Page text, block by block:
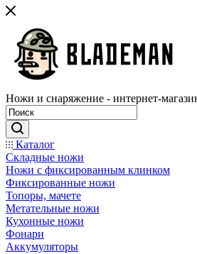
Ножи и снаряжение - интернет-
Каталог
Складные ножи
Ножи с фиксированным клинком
Фиксированные ножи
Топоры, мачете
Метательные ножи
Кухонные ножи
Фонари
Аккумуляторы